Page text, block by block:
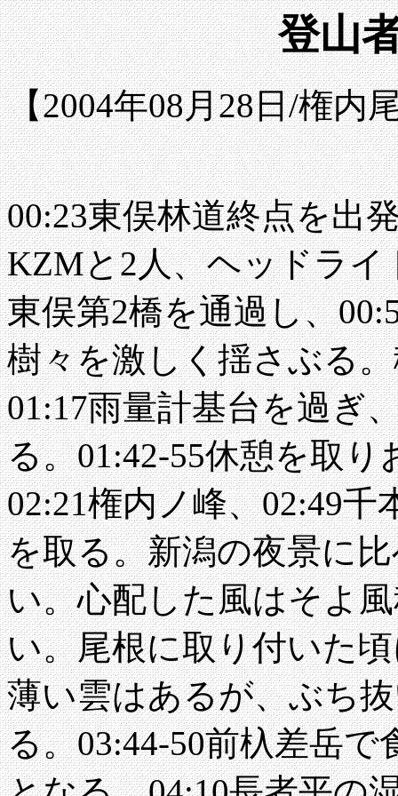
登山
【2004年08月28日/権内
00:23東俣林道終点を出
KZMと2人、ヘッドライ
東俣第2橋を通過し、
樹々を激しく揺さぶる
01:17雨量計基台を過ぎ
る。01:42-55休憩を取
02:21権内ノ峰、02:49千
を取る。新潟の夜景に
い。心配した風はそよ
い。尾根に取り付いた
薄い雲はあるが、ぶち
る。03:44-50前杁差岳